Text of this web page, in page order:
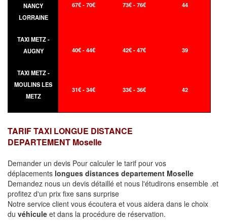
NANCY
LORRAINE
67€ - 70€ 73€ - 76€ 44
TAXI METZ -
AUGNY
40€ - 44€ 42€ - 47€ 39
TAXI METZ -
MOULINS LES
METZ
31€ - 34€ 33€ - 36€ 42
TARIF TAXI LONGUE DISTANCE
DEPARTEMENT Moselle
Demander un devis Pour calculer le tarif pour vos
déplacements longues distances departement Moselle
Demandez nous un devis détaillé et nous l'étudirons ensemble .et
profitez d'un prix fixe sans surprise
Notre service client vous écoutera et vous aidera dans le choix
du véhicule et dans la procédure de réservation.